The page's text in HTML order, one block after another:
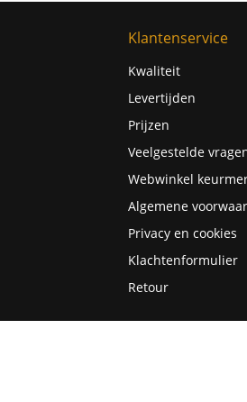
Klantenservice
Kwaliteit
Levertijden
Prijzen
Veelgestelde
Webwinkel
Algemene
Privacy en cookies
Klachtenformulier
Retour